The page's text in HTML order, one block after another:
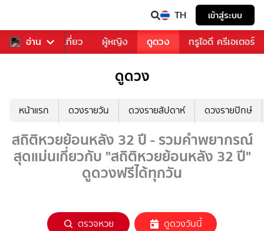
TH เข้าสู่ระบบ
อ่าน
อาหาร ท่องเที่ยว ผู้หญิง ดูดวง ทรูไอดี ครีเอเตอร์
ดูดวง
หน้าแรก ดวงรายวัน ดวงรายสัปดาห์ ดวงรายปักษ์
สถิติหวยย้อนหลัง 32 ปี - รวมคำพยากรณ์
สุดแม่นเกี่ยวกับ "สถิติหวยย้อนหลัง 32 ปี"
ดูดวงฟรีได้ทุกวัน
ตรวจหวย ดูดวงวันนี้